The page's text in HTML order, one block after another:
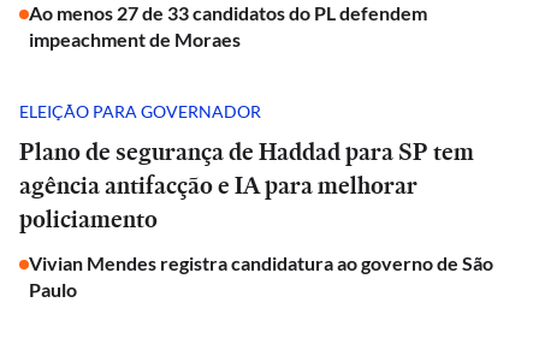
Ao menos 27 de 33 candidatos do PL defendem
impeachment de Moraes
ELEIÇÃO PARA GOVERNADOR
Plano de segurança de Haddad para SP tem
agência antifacção e IA para melhorar
policiamento
Vivian Mendes registra candidatura ao governo de São
Paulo